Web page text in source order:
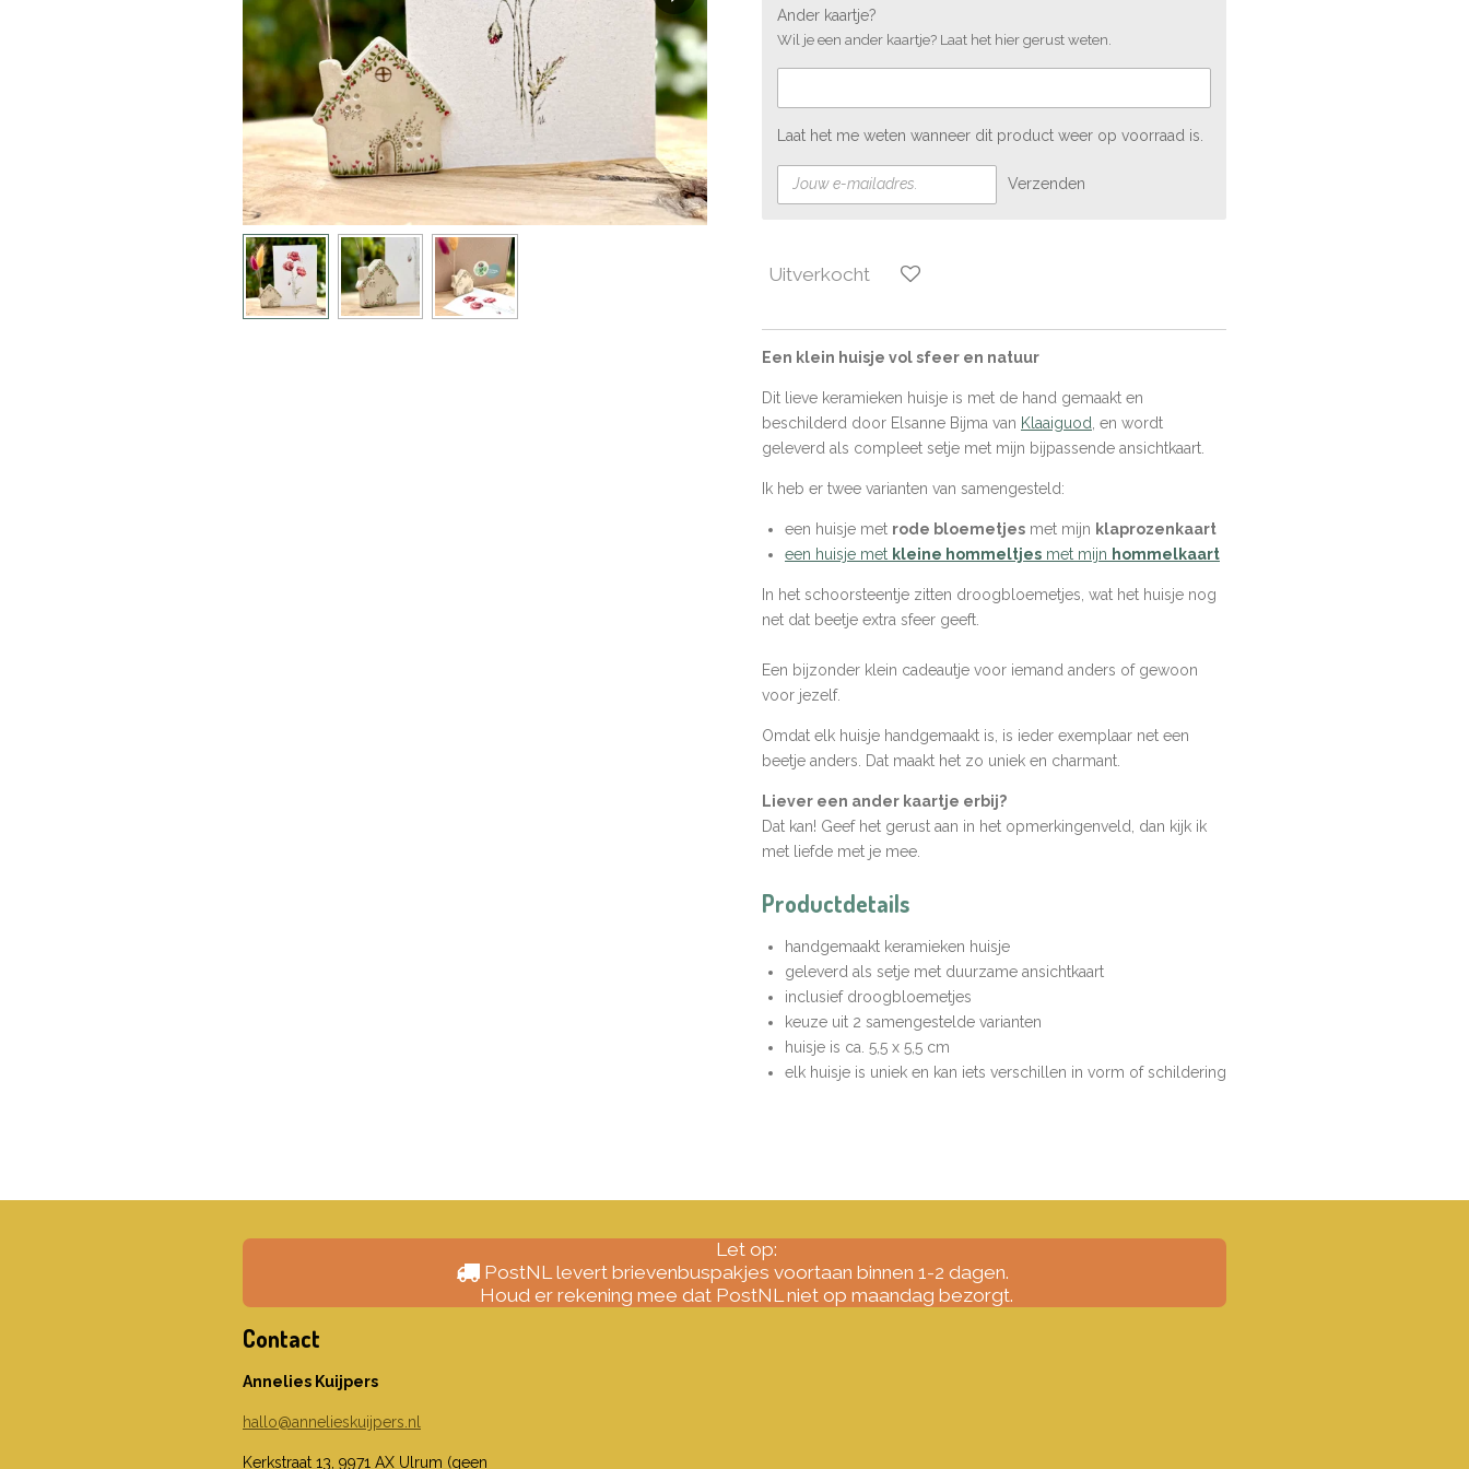
Ander kaartje?
Wil je een ander kaartje? Laat het hier gerust weten.
Laat het me weten wanneer dit product weer op voorraad is.
Verzenden
Uitverkocht
Een klein huisje vol sfeer en natuur
Dit lieve keramieken huisje is met de hand gemaakt en
beschilderd door Elsanne Bijma van Klaaiguod , en wordt
geleverd als compleet setje met mijn bijpassende ansichtkaart.
Ik heb er twee varianten van samengesteld:
een huisje met rode bloemetjes met mijn klaprozenkaart
een huisje met kleine hommeltjes met mijn hommelkaart
In het schoorsteentje zitten droogbloemetjes, wat het huisje nog
net dat beetje extra sfeer geeft.
Een bijzonder klein cadeautje voor iemand anders of gewoon
voor jezelf.
Omdat elk huisje handgemaakt is, is ieder exemplaar net een
beetje anders. Dat maakt het zo uniek en charmant.
Liever een ander kaartje erbij?
Dat kan! Geef het gerust aan in het opmerkingenveld, dan kijk ik
met liefde met je mee.
Productdetails
handgemaakt keramieken huisje
geleverd als setje met duurzame ansichtkaart
inclusief droogbloemetjes
keuze uit 2 samengestelde varianten
huisje is ca. 5,5 x 5,5 cm
elk huisje is uniek en kan iets verschillen in vorm of schildering
Let op:
PostNL levert brievenbuspakjes voortaan binnen 1-2 dagen.
Houd er rekening mee dat PostNL niet op maandag bezorgt.
Contact
Annelies Kuijpers
hallo@annelieskuijpers.nl
Kerkstraat 13, 9971 AX Ulrum (geen